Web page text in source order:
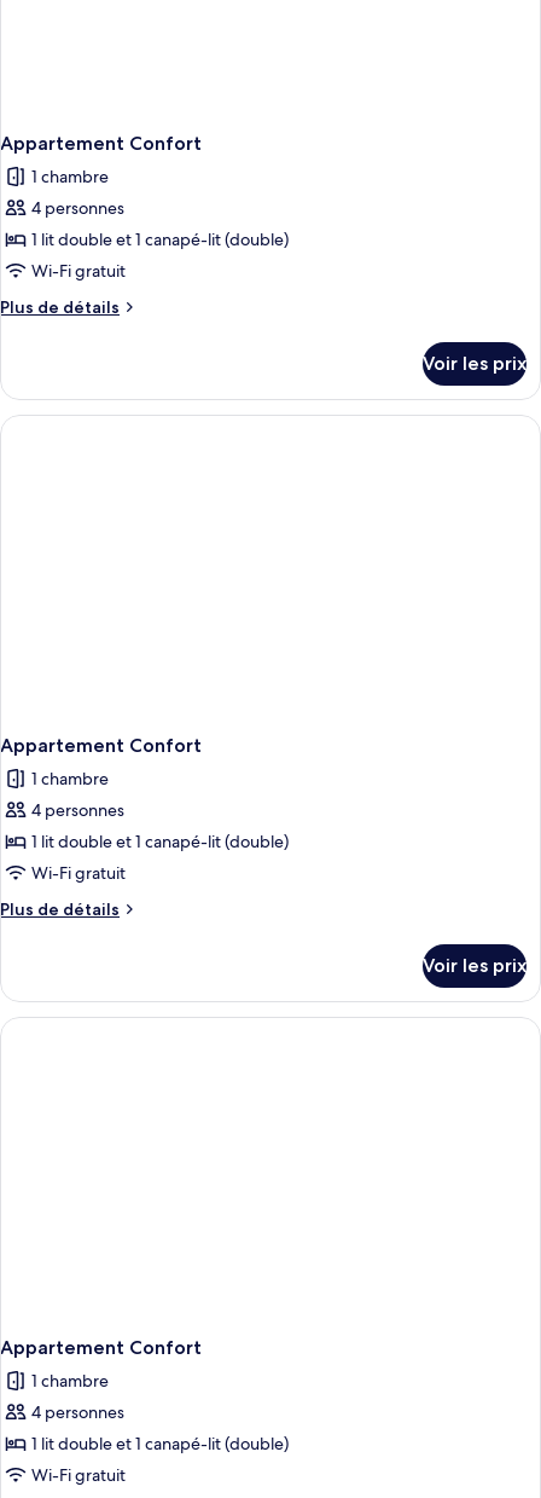
Appartement Confort
1 chambre
4 personnes
1 lit double et 1 canapé-lit (double)
Wi-Fi gratuit
Plus de détails
Plus
le
type
de
Voir les prix
Appartement Confort
1 chambre
4 personnes
1 lit double et 1 canapé-lit (double)
Wi-Fi gratuit
Plus de détails
Plus
le
type
de
Voir les prix
Appartement Confort
1 chambre
4 personnes
1 lit double et 1 canapé-lit (double)
Wi-Fi gratuit